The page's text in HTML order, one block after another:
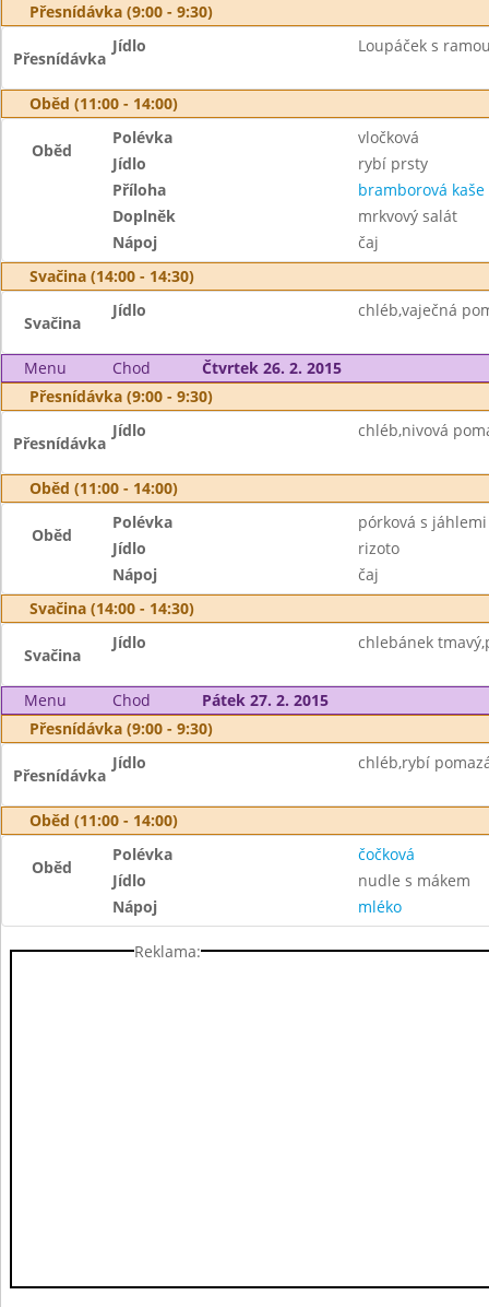
Přesnídávka (9:00 - 9:30)
Přesnídávka
Jídlo Loupáček s
Oběd (11:00 - 14:00)
Oběd
Polévka
vločková
Jídlo
rybí prsty
Příloha
bramborová kaše
Doplněk
mrkvový salát
Nápoj
čaj
Svačina (14:00 - 14:30)
Svačina
Jídlo chléb,vaječná
Menu Chod
Čtvrtek 26. 2. 2015
Přesnídávka (9:00 - 9:30)
Přesnídávka
Jídlo chléb,nivová
Oběd (11:00 - 14:00)
Oběd
Polévka
pórková s jáhlemi
Jídlo
rizoto
Nápoj
čaj
Svačina (14:00 - 14:30)
Svačina
Jídlo chlebánek
Menu Chod
Pátek 27. 2. 2015
Přesnídávka (9:00 - 9:30)
Přesnídávka
Jídlo chléb,rybí
Oběd (11:00 - 14:00)
Oběd
Polévka
čočková
Jídlo
nudle s mákem
Nápoj
mléko
Reklama: